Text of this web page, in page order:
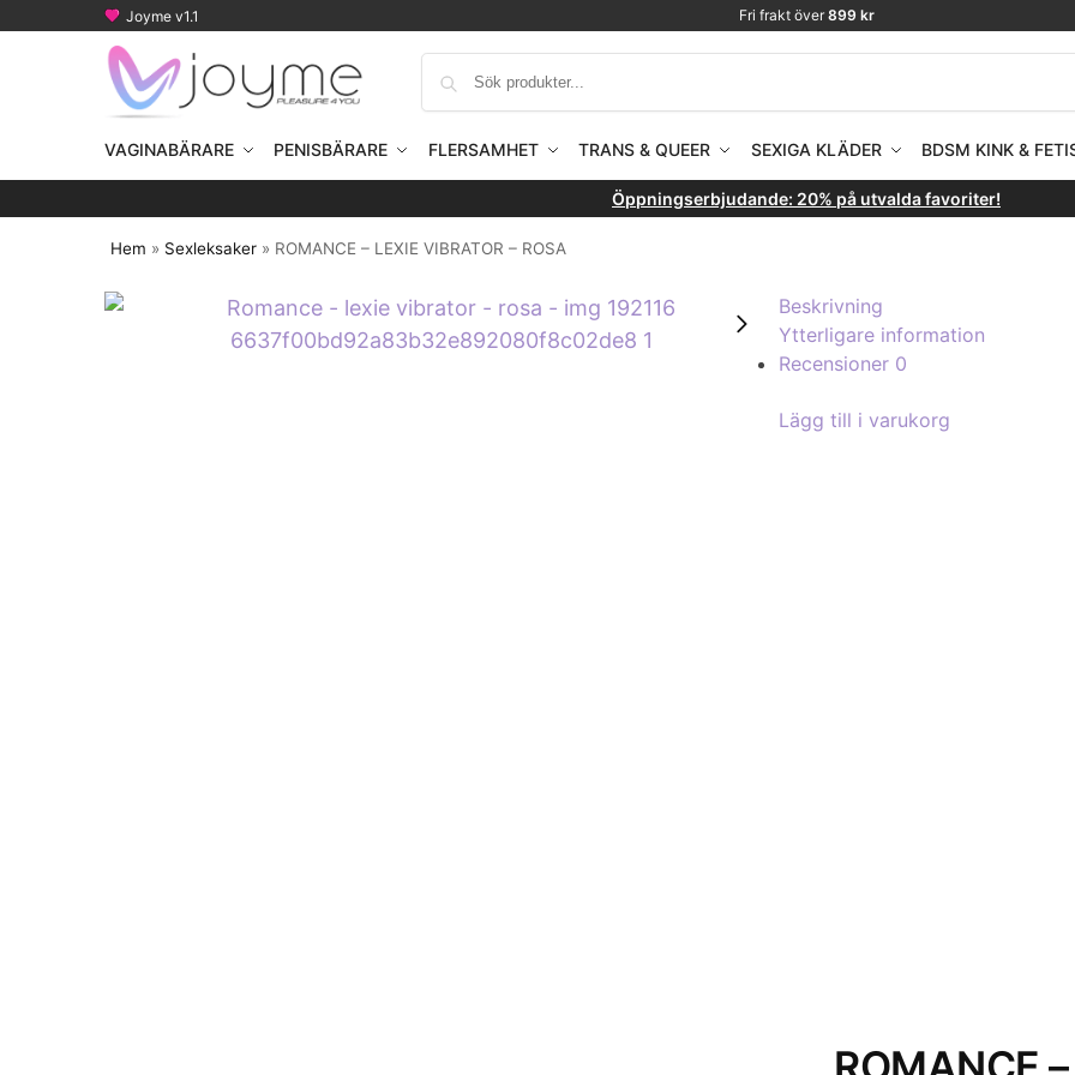
Joyme v1.1 Fri frakt över 899 kr
VAGINABÄRARE PENISBÄRARE FLERSAMHET TRANS & QUEER SEXIGA KLÄDER BDSM KINK &
Öppningserbjudande: 20% på utvalda favoriter!
Hem » Sexleksaker » ROMANCE – LEXIE VIBRATOR – ROSA
Beskrivning
Ytterligare information
Recensioner 0
Lägg till i varukorg